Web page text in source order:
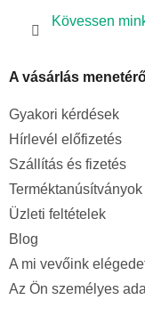
Kövessen
A vásárlás
Gyakori kérdések
Hírlevél előfizetés
Szállítás és fizetés
Terméktanúsítványok
Üzleti feltételek
Blog
A mi vevőink
Az Ön személyes